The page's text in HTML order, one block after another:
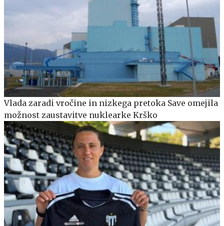
Vlada zaradi vročine in nizkega pretoka Save omejila
možnost zaustavitve nuklearke Krško